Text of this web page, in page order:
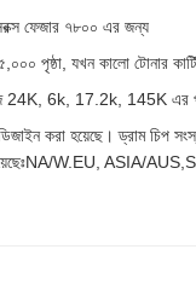
ফেজার ৭৮০০ এর জন্য
পৃষ্ঠা, যখন কালো টোনার
24K, 6k, 17.2k, 145K এর
ডিজাইন করা হয়েছে। ড্রাম চিপ
W.EU, ASIA/